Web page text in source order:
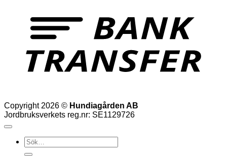
Copyright 2026 © Hundiagården AB
Jordbruksverkets reg.nr: SE1129726
Sök
efter: